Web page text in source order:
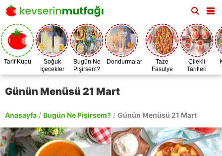
Tarif Küpü
Soğuk
İçecekler
Bugün Ne
Pişirsem?
Dondurmalar
Taze
Fasulye
Zamanı
Çilekli
Tarifleri
Günün Menüsü 21 Mart
Anasayfa / Bugün Ne Pişirsem? / Günün Menüsü 21 Mart